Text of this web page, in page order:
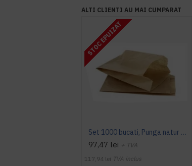
ALTI CLIENTI AU MAI CUMPARAT
STOC EPUIZAT
Set 1000 bucati, Punga natur universala, kraft 18x8x24cm
97,47 lei + TVA
117,94 lei TVA inclus